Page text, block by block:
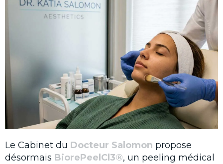
Le Cabinet du Docteur Salomon propose
désormais BiorePeelCl3®, un peeling médical